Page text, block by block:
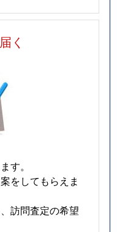
く
す。
をしてもらえま
訪問査定の希望